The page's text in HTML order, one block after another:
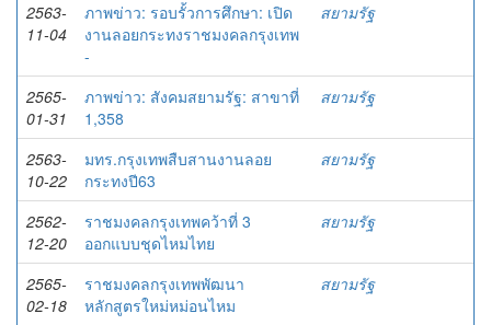
2563-
11-04
ภาพข่าว: รอบรั้วการศึกษา: เปิด
งานลอยกระทงราชมงคลกรุงเทพ
-
สยามรัฐ
2565-
01-31
ภาพข่าว: สังคมสยามรัฐ: สาขาที่
1,358
สยามรัฐ
2563-
10-22
มทร.กรุงเทพสืบสานงานลอย
กระทงปี63
สยามรัฐ
2562-
12-20
ราชมงคลกรุงเทพคว้าที่ 3
ออกแบบชุดไหมไทย
สยามรัฐ
2565-
02-18
ราชมงคลกรุงเทพพัฒนา
หลักสูตรใหม่หม่อนไหม
สยามรัฐ